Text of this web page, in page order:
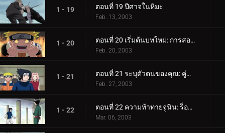
1 - 19 ตอนที่ 19 ปีศาจในหิมะ
Feb. 13, 2003
1 - 20 ตอนที่ 20 เริ่มต้นบทใหม่: การสอบจูนิน!
Feb. 20, 2003
1 - 21 ตอนที่ 21 ระบุตัวตนของคุณ: คู่แข่งใหม่ที่ทรงพลัง
Feb. 27, 2003
1 - 22 ตอนที่ 22 ความท้าทายจูนิน: ร็อค ลี ปะทะ ซาสึเกะ!
Mar. 06, 2003